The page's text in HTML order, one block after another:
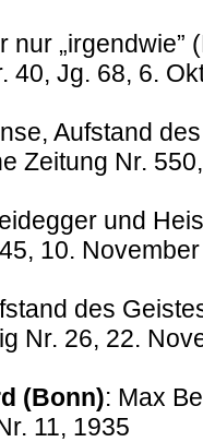
nur
40, Jg. 68, 6.
Aufstand
Zeitung Nr.
und
10.
des
Nr. 26, 22.
(Bonn): Max
11, 1935